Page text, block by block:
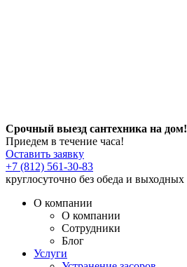
Срочный выезд сантехника на дом!
Приедем в течение часа!
Оставить заявку
+7 (812) 561-30-83
круглосуточно без обеда и выходных
О компании
О компании
Сотрудники
Блог
Услуги